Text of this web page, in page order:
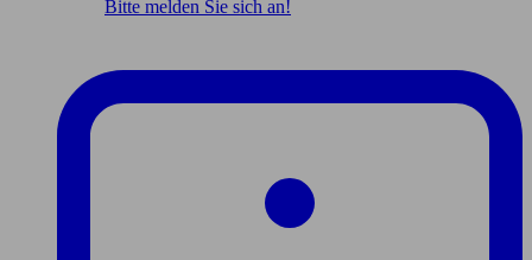
Bitte melden Sie sich an!